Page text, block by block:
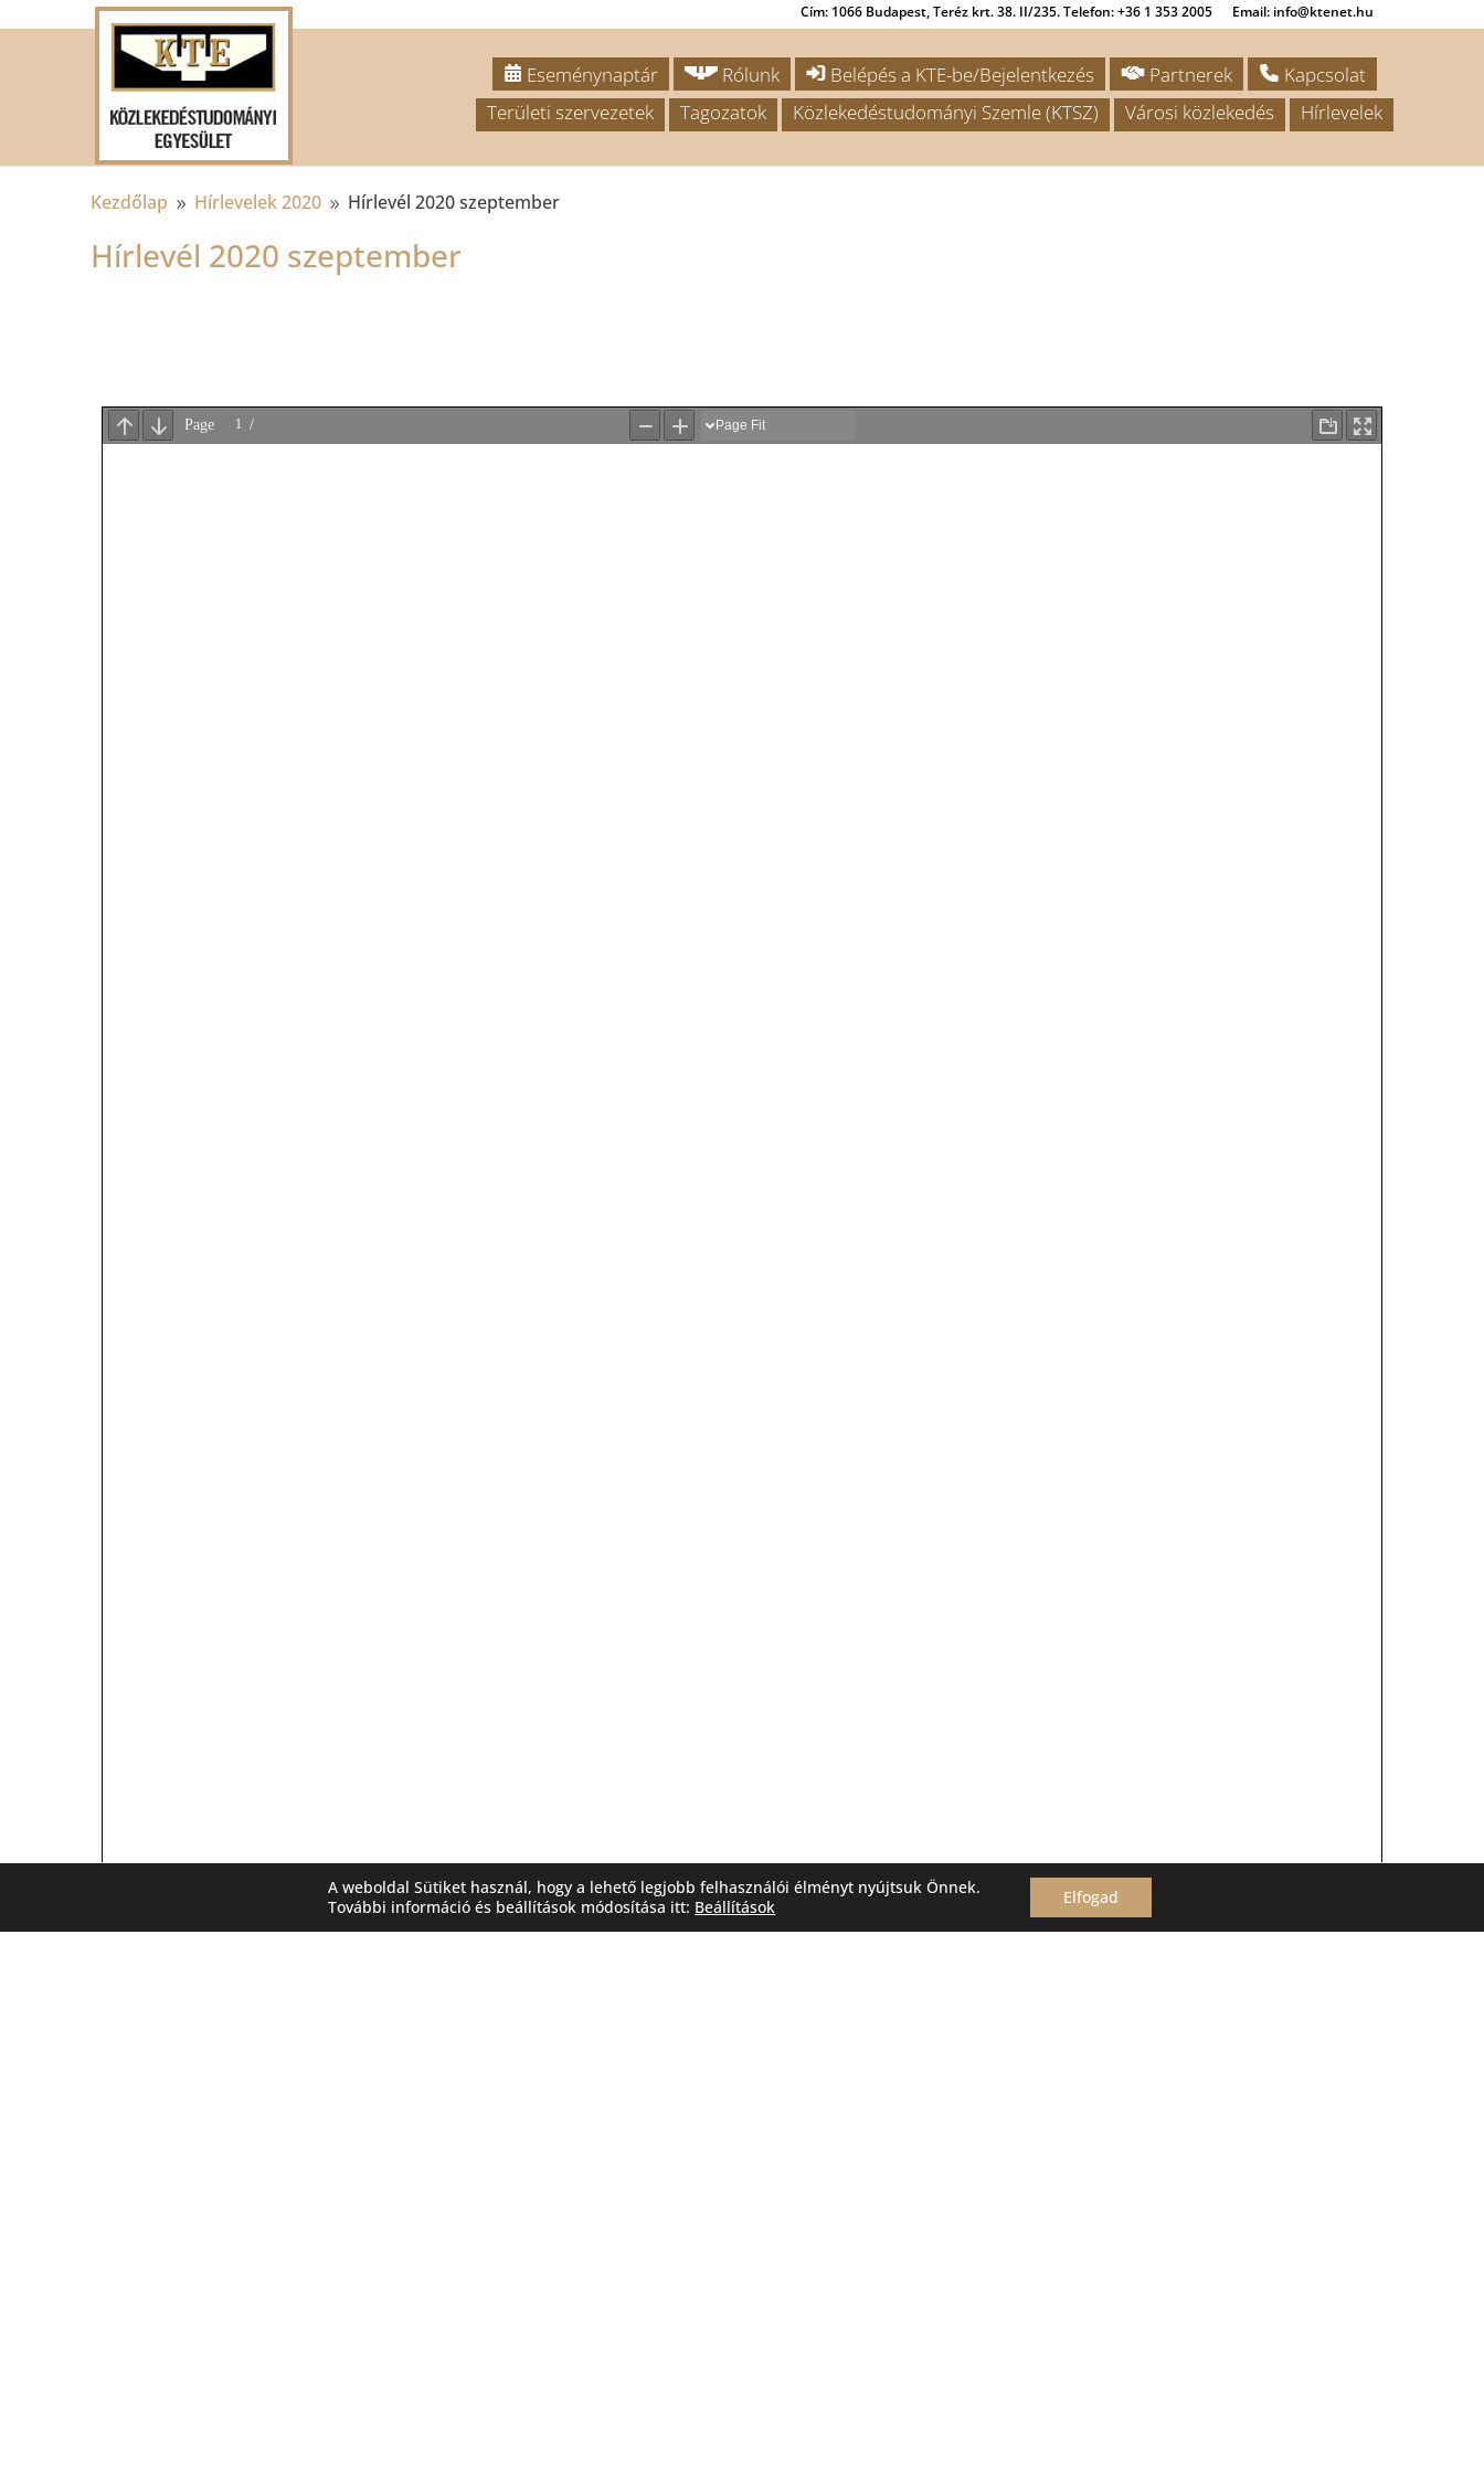
Cím: 1066 Budapest, Teréz krt. 38. II/235. Telefon: +36 1 353 2005 Email: info@ktenet.hu
Eseménynaptár Rólunk Belépés a KTE-be/Bejelentkezés Partnerek
Kapcsolat
.Területi szervezetek Tagozatok Közlekedéstudományi Szemle (KTSZ) Városi közlekedés Hírlevelek
Kezdőlap 9 Hírlevelek 2020 9 Hírlevél 2020 szeptember
Hírlevél 2020 szeptember
A weboldal Sütiket használ, hogy a lehető legjobb felhasználói élményt nyújtsuk Önnek.
További információ és beállítások módosítása itt: Beállítások Elfogad